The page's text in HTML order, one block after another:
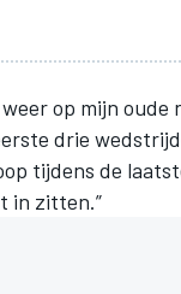
op mijn oude
drie
tijdens de
in zitten.”